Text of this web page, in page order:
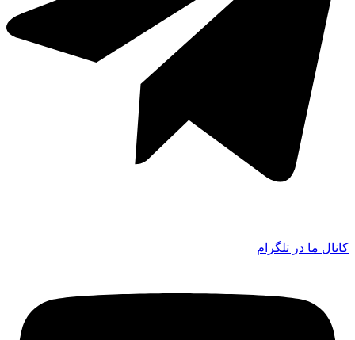
کانال ما در تلگرام